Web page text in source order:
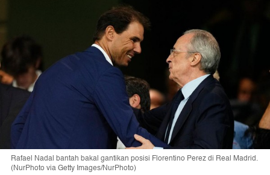
Rafael Nadal bantah bakal gantikan posisi Florentino Perez di Real Madrid.
(NurPhoto via Getty Images/NurPhoto)